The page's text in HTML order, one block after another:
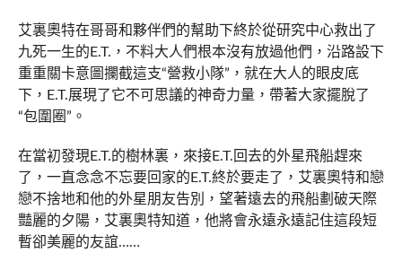
艾裏奧特在哥哥和夥伴們的幫助下終於從研究中心救出了
九死一生的E.T.，不料大人們根本沒有放過他們，沿路設下
重重關卡意圖攔截這支“營救小隊”，就在大人的眼皮底
下，E.T.展現了它不可思議的神奇力量，帶著大家擺脫了
“包圍圈”。
在當初發現E.T.的樹林裏，來接E.T.回去的外星飛船趕來
了，一直念念不忘要回家的E.T.終於要走了，艾裏奧特和戀
戀不捨地和他的外星朋友告別，望著遠去的飛船劃破天際
豔麗的夕陽，艾裏奧特知道，他將會永遠永遠記住這段短
暫卻美麗的友誼……